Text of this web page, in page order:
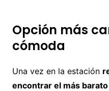
Opción más
cómoda
Una vez en la estación
encontrar el más barato